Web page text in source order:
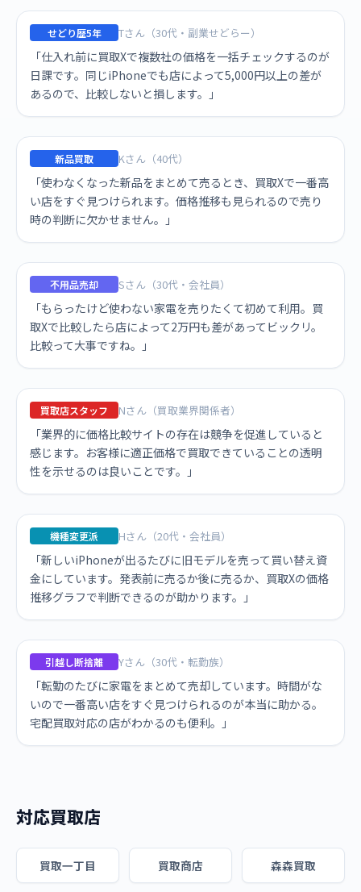
せどり歴5年 Tさん（30代・副業せどらー）
「仕入れ前に買取Xで複数社の価格を一括チェックするのが
日課です。同じiPhoneでも店によって5,000円以上の差が
あるので、比較しないと損します。」
新品買取 Kさん（40代）
「使わなくなった新品をまとめて売るとき、買取Xで一番高
い店をすぐ見つけられます。価格推移も見られるので売り
時の判断に欠かせません。」
不用品売却 Sさん（30代・会社員）
「もらったけど使わない家電を売りたくて初めて利用。買
取Xで比較したら店によって2万円も差があってビックリ。
比較って大事ですね。」
買取店スタッフ Nさん（買取業界関係者）
「業界的に価格比較サイトの存在は競争を促進していると
感じます。お客様に適正価格で買取できていることの透明
性を示せるのは良いことです。」
機種変更派 Hさん（20代・会社員）
「新しいiPhoneが出るたびに旧モデルを売って買い替え資
金にしています。発表前に売るか後に売るか、買取Xの価格
推移グラフで判断できるのが助かります。」
引越し断捨離 Yさん（30代・転勤族）
「転勤のたびに家電をまとめて売却しています。時間がな
いので一番高い店をすぐ見つけられるのが本当に助かる。
宅配買取対応の店がわかるのも便利。」
対応買取店
買取一丁目 買取商店 森森買取